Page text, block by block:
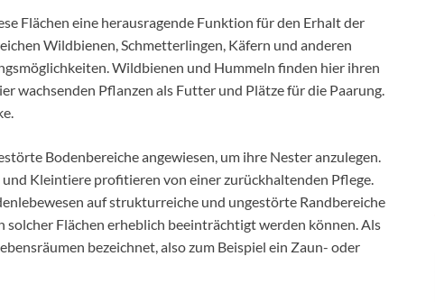
Flächen eine herausragende Funktion für den Erhalt der
Wildbienen, Schmetterlingen, Käfern und anderen
Wildbienen und Hummeln finden hier ihren
wachsenden Pflanzen als Futter und Plätze für die Paarung.
Bodenbereiche angewiesen, um ihre Nester anzulegen.
Kleintiere profitieren von einer zurückhaltenden Pflege.
auf strukturreiche und ungestörte Randbereiche
solcher Flächen erheblich beeinträchtigt werden können. Als
bezeichnet, also zum Beispiel ein Zaun- oder